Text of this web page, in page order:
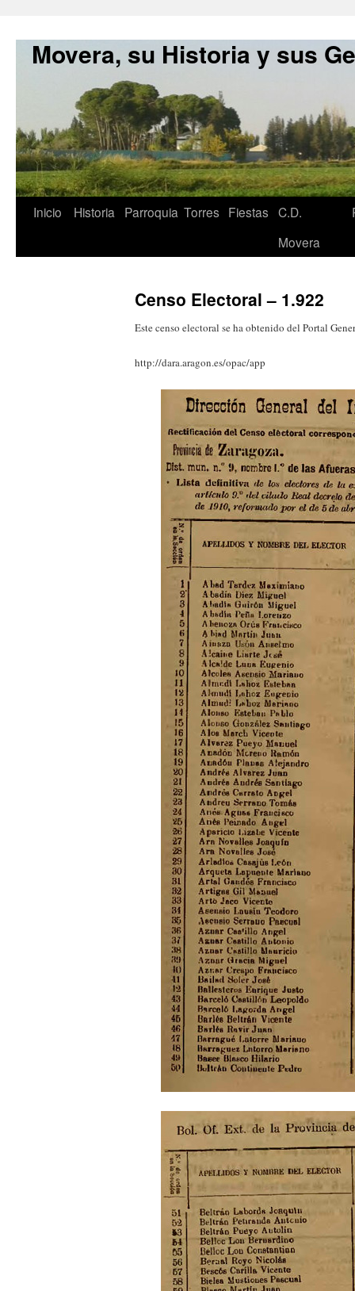
Movera, su Historia y sus
Inicio Historia Parroquia Torres Fiestas C.D.
Movera
Censo Electoral – 1.922
Este censo electoral se ha obtenido del Portal
http://dara.aragon.es/opac/app